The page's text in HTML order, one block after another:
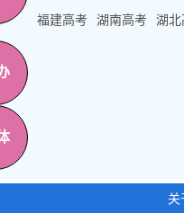
福建高考 湖南高考 湖北
关